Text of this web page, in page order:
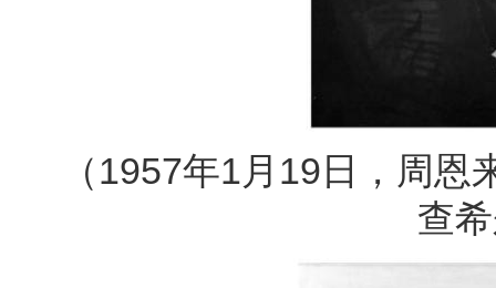
（1957年1月19日，周
查